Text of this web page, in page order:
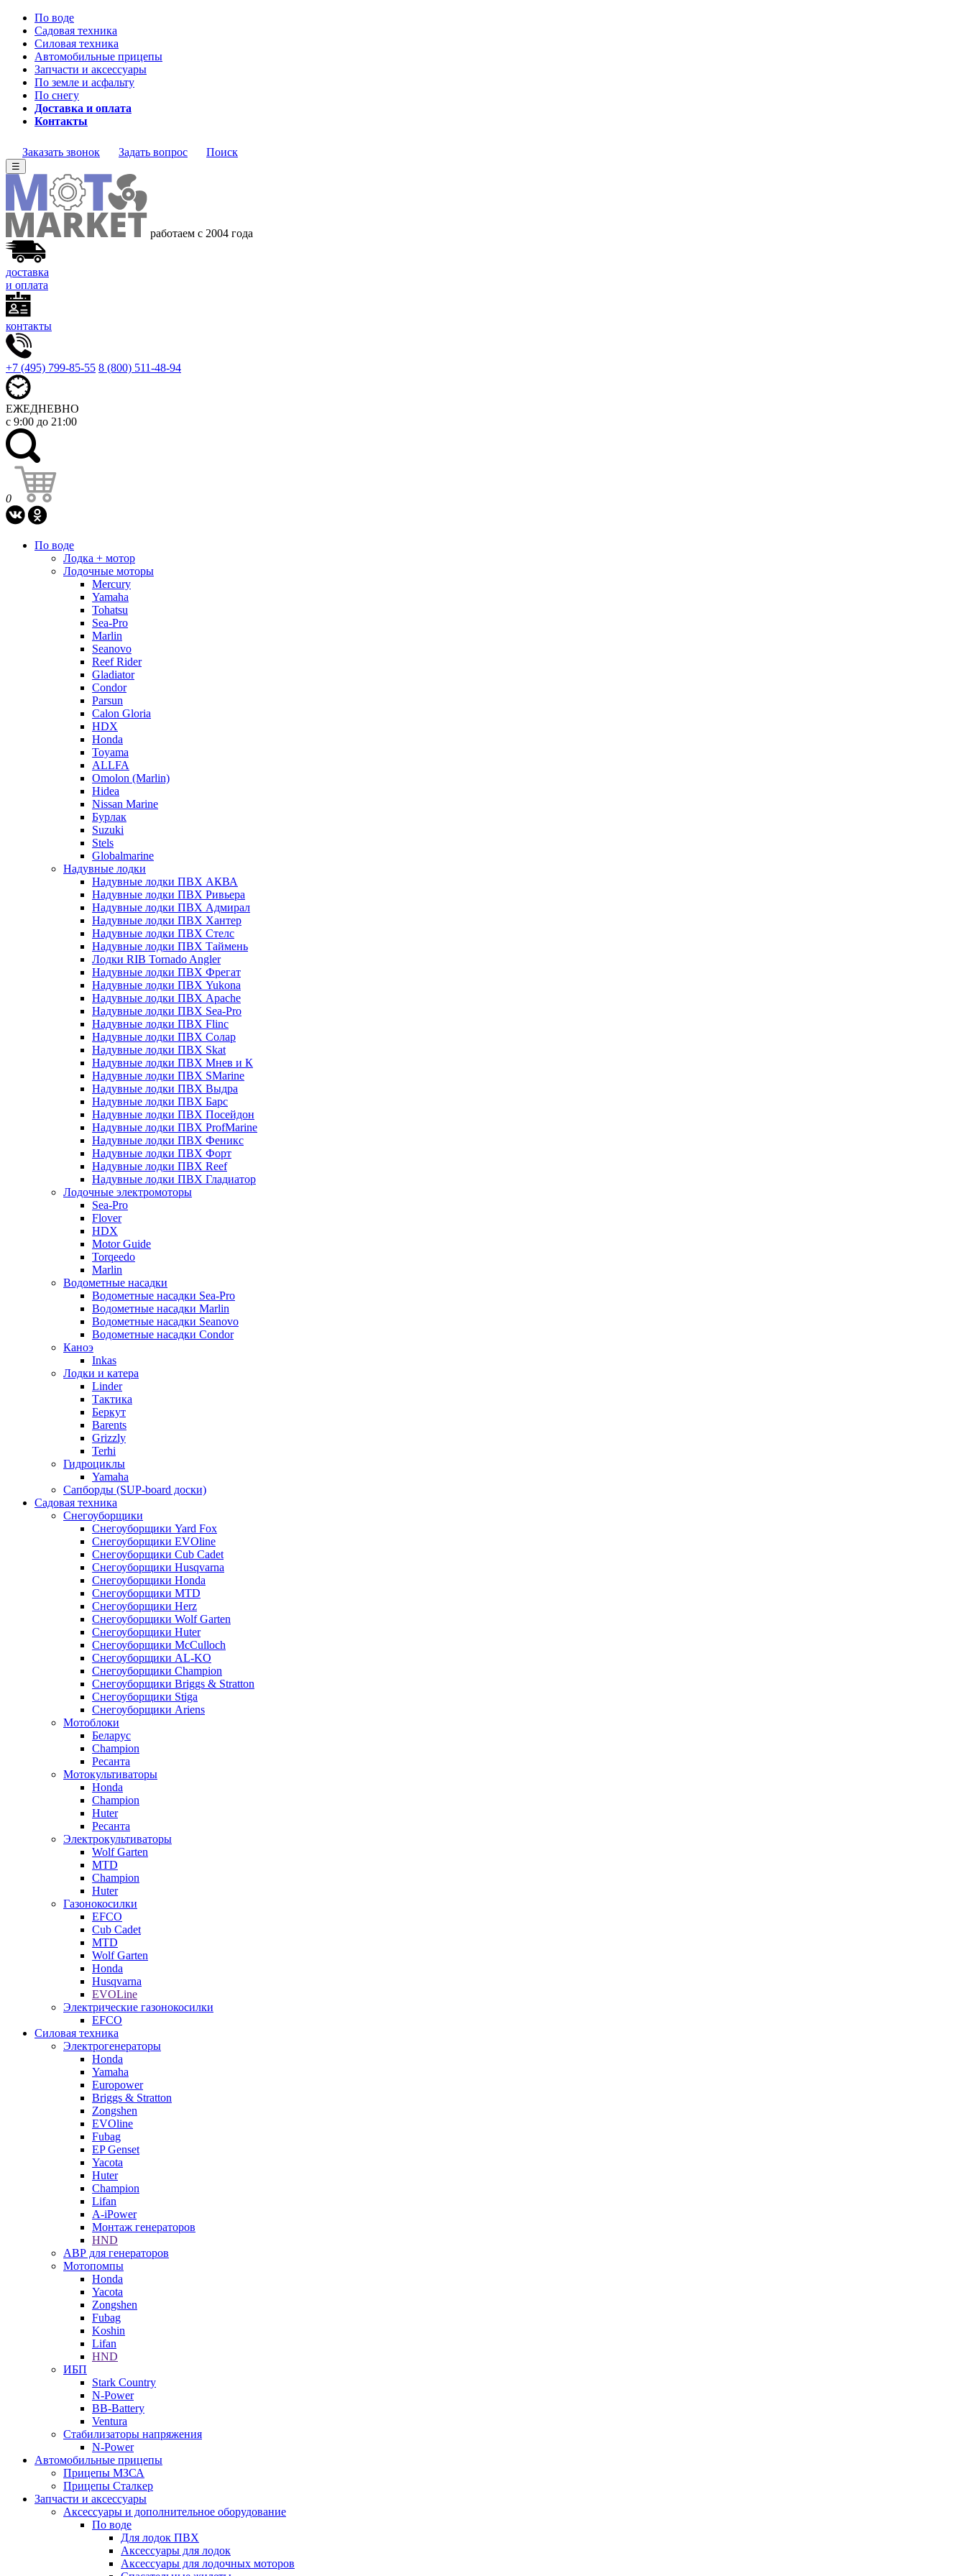
По воде
Садовая техника
Силовая техника
Автомобильные прицепы
Запчасти и аксессуары
По земле и асфальту
По снегу
Доставка и оплата
Контакты
Заказать звонок Задать вопрос Поиск
☰
работаем с 2004 года
доставка
и оплата
контакты
+7 (495) 799-85-55 8 (800) 511-48-94
ЕЖЕДНЕВНО
с 9:00 до 21:00
0
По воде
Лодка + мотор
Лодочные моторы
Mercury
Yamaha
Tohatsu
Sea-Pro
Marlin
Seanovo
Reef Rider
Gladiator
Condor
Parsun
Calon Gloria
HDX
Honda
Toyama
ALLFA
Omolon (Marlin)
Hidea
Nissan Marine
Бурлак
Suzuki
Stels
Globalmarine
Надувные лодки
Надувные лодки ПВХ АКВА
Надувные лодки ПВХ Ривьера
Надувные лодки ПВХ Адмирал
Надувные лодки ПВХ Хантер
Надувные лодки ПВХ Стелс
Надувные лодки ПВХ Таймень
Лодки RIB Tornado Angler
Надувные лодки ПВХ Фрегат
Надувные лодки ПВХ Yukona
Надувные лодки ПВХ Apache
Надувные лодки ПВХ Sea-Pro
Надувные лодки ПВХ Flinc
Надувные лодки ПВХ Солар
Надувные лодки ПВХ Skat
Надувные лодки ПВХ Мнев и К
Надувные лодки ПВХ SMarine
Надувные лодки ПВХ Выдра
Надувные лодки ПВХ Барс
Надувные лодки ПВХ Посейдон
Надувные лодки ПВХ ProfMarine
Надувные лодки ПВХ Феникс
Надувные лодки ПВХ Форт
Надувные лодки ПВХ Reef
Надувные лодки ПВХ Гладиатор
Лодочные электромоторы
Sea-Pro
Flover
HDX
Motor Guide
Torqeedo
Marlin
Водометные насадки
Водометные насадки Sea-Pro
Водометные насадки Marlin
Водометные насадки Seanovo
Водометные насадки Condor
Каноэ
Inkas
Лодки и катера
Linder
Тактика
Беркут
Barents
Grizzly
Terhi
Гидроциклы
Yamaha
Сапборды (SUP-board доски)
Садовая техника
Снегоуборщики
Снегоуборщики Yard Fox
Снегоуборщики EVOline
Снегоуборщики Cub Cadet
Снегоуборщики Husqvarna
Снегоуборщики Honda
Снегоуборщики MTD
Снегоуборщики Herz
Снегоуборщики Wolf Garten
Снегоуборщики Huter
Снегоуборщики McCulloch
Снегоуборщики AL-KO
Снегоуборщики Champion
Снегоуборщики Briggs & Stratton
Снегоуборщики Stiga
Снегоуборщики Ariens
Мотоблоки
Беларус
Champion
Ресанта
Мотокультиваторы
Honda
Champion
Huter
Ресанта
Электрокультиваторы
Wolf Garten
MTD
Champion
Huter
Газонокосилки
EFCO
Cub Cadet
MTD
Wolf Garten
Honda
Husqvarna
EVOLine
Электрические газонокосилки
EFCO
Силовая техника
Электрогенераторы
Honda
Yamaha
Europower
Briggs & Stratton
Zongshen
EVOline
Fubag
EP Genset
Yacota
Huter
Champion
Lifan
A-iPower
Монтаж генераторов
HND
АВР для генераторов
Мотопомпы
Honda
Yacota
Zongshen
Fubag
Koshin
Lifan
HND
ИБП
Stark Country
N-Power
BB-Battery
Ventura
Стабилизаторы напряжения
N-Power
Автомобильные прицепы
Прицепы МЗСА
Прицепы Сталкер
Запчасти и аксессуары
Аксессуары и дополнительное оборудование
По воде
Для лодок ПВХ
Аксессуары для лодок
Аксессуары для лодочных моторов